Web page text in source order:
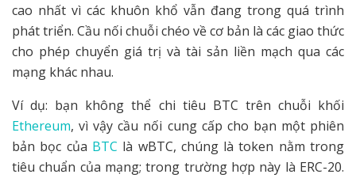
cao nhất vì các khuôn khổ vẫn đang trong quá trình
phát triển. Cầu nối chuỗi chéo về cơ bản là các giao thức
cho phép chuyển giá trị và tài sản liền mạch qua các
mạng khác nhau.
Ví dụ: bạn không thể chi tiêu BTC trên chuỗi khối
Ethereum, vì vậy cầu nối cung cấp cho bạn một phiên
bản bọc của BTC là wBTC, chúng là token nằm trong
tiêu chuẩn của mạng; trong trường hợp này là ERC-20.